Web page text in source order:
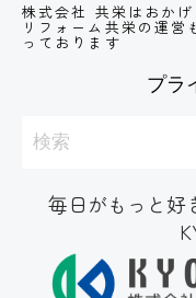
株式会社 共栄はおか
リフォーム共栄の運営
っております
プラ
毎日がもっと好